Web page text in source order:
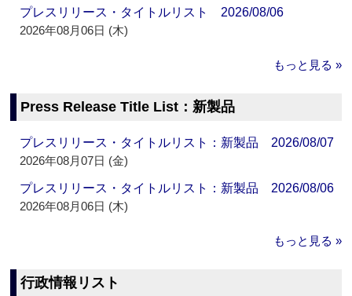
プレスリリース・タイトルリスト 2026/08/06
2026年08月06日 (木)
もっと見る »
Press Release Title List：新製品
プレスリリース・タイトルリスト：新製品 2026/08/07
2026年08月07日 (金)
プレスリリース・タイトルリスト：新製品 2026/08/06
2026年08月06日 (木)
もっと見る »
行政情報リスト